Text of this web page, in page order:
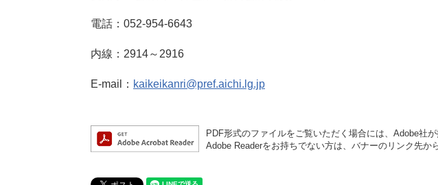
電話：052-954-6643
内線：2914～2916
E-mail： kaikeikanri@pref.aichi.lg.jp
PDF形式のファイルをご覧いただく場合には、Adobe社
Adobe Readerをお持ちでない方は、バナーのリンク先か